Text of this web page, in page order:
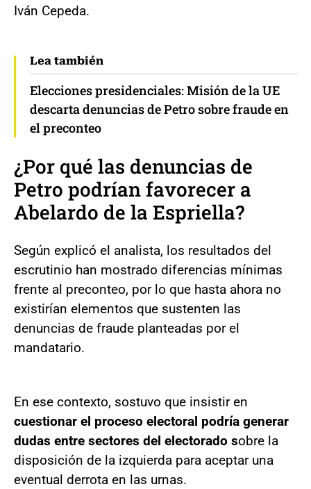
Iván Cepeda.
Lea también
Elecciones presidenciales: Misión de la UE
descarta denuncias de Petro sobre fraude en
el preconteo
¿Por qué las denuncias de
Petro podrían favorecer a
Abelardo de la Espriella?
Según explicó el analista, los resultados del
escrutinio han mostrado diferencias mínimas
frente al preconteo, por lo que hasta ahora no
existirían elementos que sustenten las
denuncias de fraude planteadas por el
mandatario.
En ese contexto, sostuvo que insistir en
cuestionar el proceso electoral podría generar
dudas entre sectores del electorado sobre la
disposición de la izquierda para aceptar una
eventual derrota en las urnas.